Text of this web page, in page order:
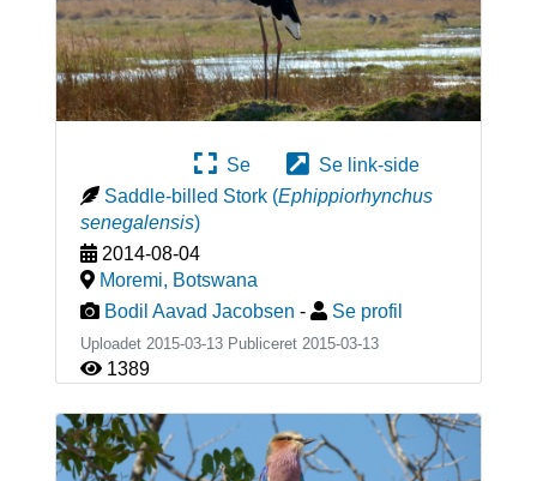
Se
Se link-side
Saddle-billed Stork (Ephippiorhynchus
senegalensis)
2014-08-04
Moremi, Botswana
Bodil Aavad Jacobsen - Se profil
Uploadet 2015-03-13 Publiceret 2015-03-13
1389